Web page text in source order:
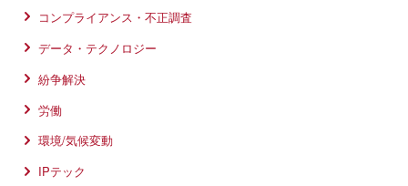
コンプライアンス・不正調査
データ・テクノロジー
紛争解決
労働
環境/気候変動
IPテック